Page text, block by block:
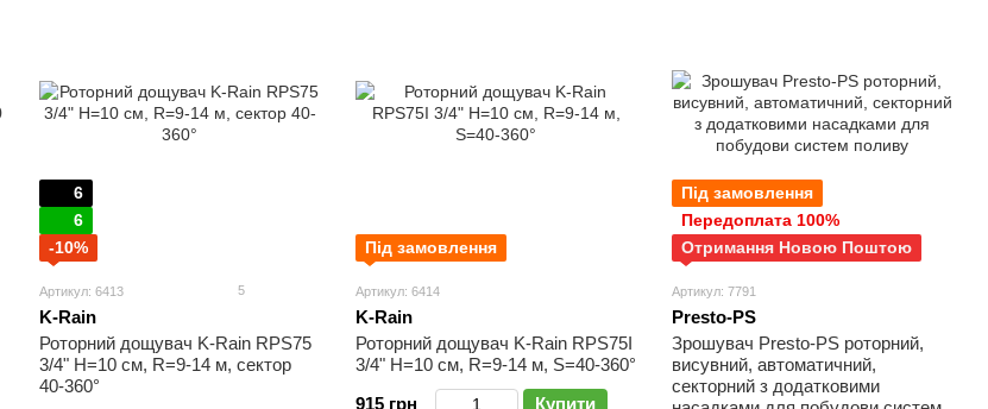
6
6
-10%
Артикул: 6413 5
K-Rain
Роторний дощувач K-Rain RPS75
3/4" H=10 см, R=9-14 м, сектор
40-360°
Під замовлення
Артикул: 6414
K-Rain
Роторний дощувач K-Rain RPS75I
3/4" H=10 см, R=9-14 м, S=40-360°
915 грн
Купити
Під замовлення
Передоплата 100%
Отримання Новою Поштою
Артикул: 7791
Presto-PS
Зрошувач Presto-PS роторний,
висувний, автоматичний,
секторний з додатковими